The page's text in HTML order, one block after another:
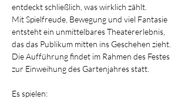
entdeckt schließlich, was wirklich zählt.
Mit Spielfreude, Bewegung und viel Fantasie
entsteht ein unmittelbares Theatererlebnis,
das das Publikum mitten ins Geschehen zieht.
Die Aufführung findet im Rahmen des Festes
zur Einweihung des Gartenjahres statt.
Es spielen: